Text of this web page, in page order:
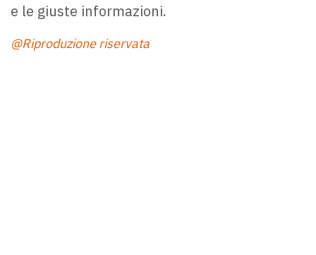
e le giuste informazioni.
@Riproduzione riservata